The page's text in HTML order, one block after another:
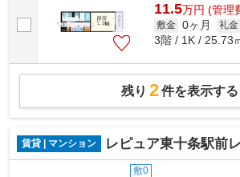
11.5万円 (管理
敷金 0ヶ月 礼金
3階 / 1K / 25.73
残り 2件を表示する
賃貸 | マンション レピュア東十条駅前
敷0